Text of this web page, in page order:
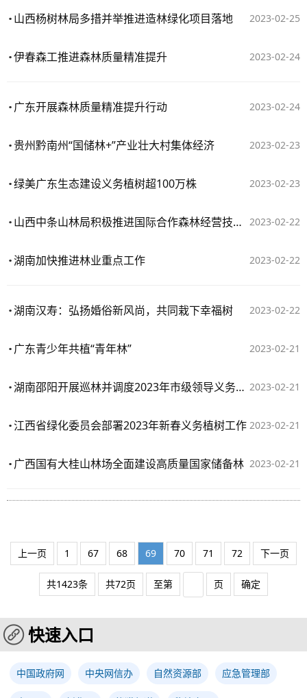
2023-02-25
山西杨树林局多措并举推进造林绿化项目落地
2023-02-24
伊春森工推进森林质量精准提升
2023-02-24
广东开展森林质量精准提升行动
2023-02-23
贵州黔南州“国储林+”产业壮大村集体经济
2023-02-23
绿美广东生态建设义务植树超100万株
2023-02-22
山西中条山林局积极推进国际合作森林经营技术本土化
2023-02-22
湖南加快推进林业重点工作
2023-02-22
湖南汉寿：弘扬婚俗新风尚，共同栽下幸福树
2023-02-21
广东青少年共植“青年林”
2023-02-21
湖南邵阳开展巡林并调度2023年市级领导义务植树基地建设工作
2023-02-21
江西省绿化委员会部署2023年新春义务植树工作
2023-02-21
广西国有大桂山林场全面建设高质量国家储备林
上一页 1 67 68 69 70 71 72 下一页
共1423条 共72页 至第 页 确定
快速入口
中国政府网 中央网信办 自然资源部 应急管理部